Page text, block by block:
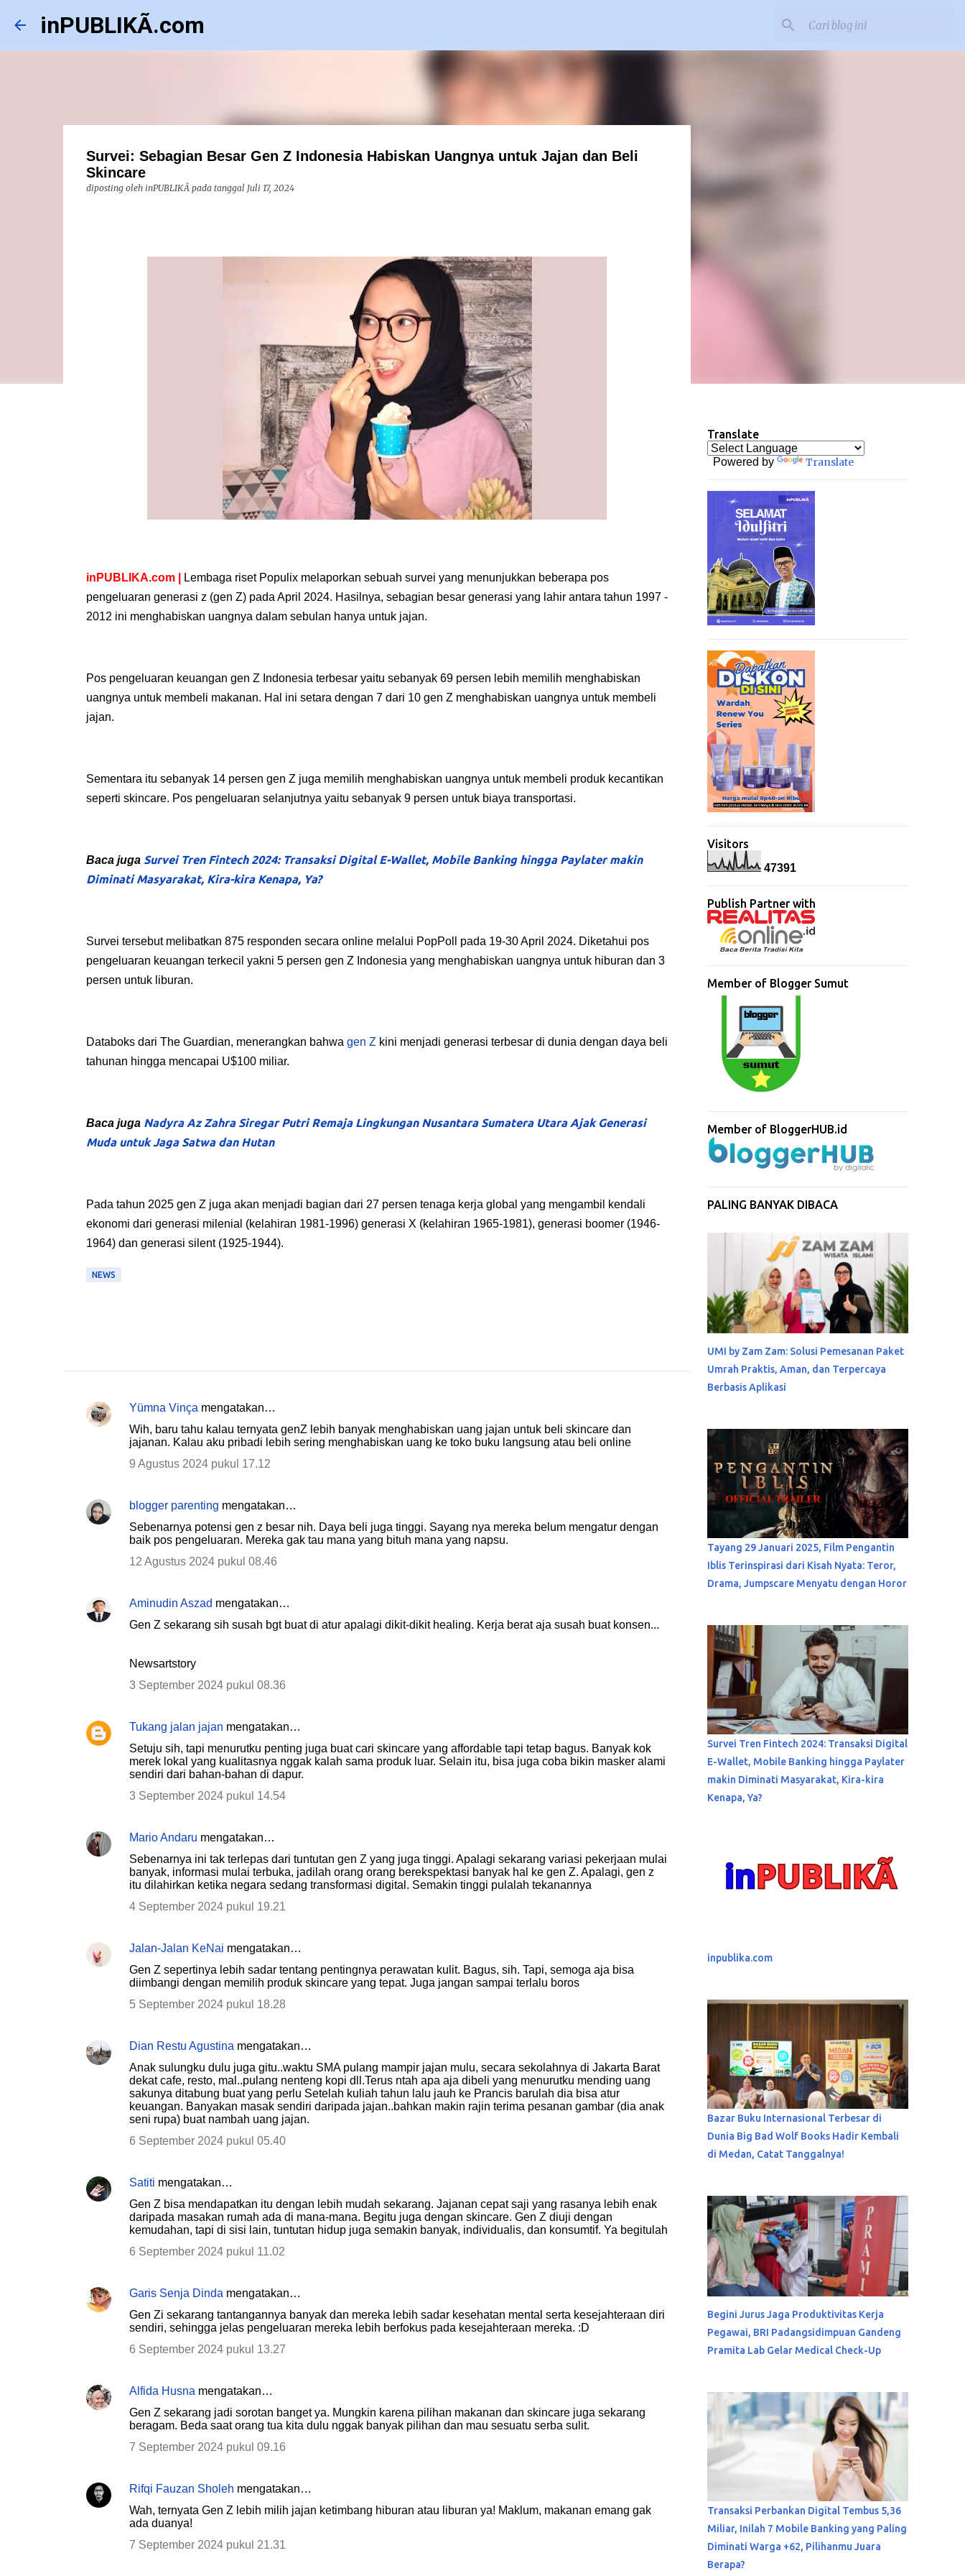
inPUBLIKÃ.com
Survei: Sebagian Besar Gen Z Indonesia Habiskan Uangnya untuk Jajan dan Beli
Skincare
diposting oleh inPUBLIKÃ pada tanggal Juli 17, 2024
inPUBLIKA.com |
Lembaga riset Populix melaporkan sebuah survei yang menunjukkan beberapa pos
pengeluaran generasi z (gen Z) pada April 2024. Hasilnya, sebagian besar generasi yang lahir antara tahun 1997 -
2012 ini menghabiskan uangnya dalam sebulan hanya untuk jajan.
Pos pengeluaran keuangan gen Z Indonesia terbesar yaitu sebanyak 69 persen lebih memilih menghabiskan
uangnya untuk membeli makanan. Hal ini setara dengan 7 dari 10 gen Z menghabiskan uangnya untuk membeli
jajan.
Sementara itu sebanyak 14 persen gen Z juga memilih menghabiskan uangnya untuk membeli produk kecantikan
seperti skincare. Pos pengeluaran selanjutnya yaitu sebanyak 9 persen untuk biaya transportasi.
Baca juga Survei Tren Fintech 2024: Transaksi Digital E-Wallet, Mobile Banking hingga Paylater makin
Diminati Masyarakat, Kira-kira Kenapa, Ya?
Survei tersebut melibatkan 875 responden secara online melalui PopPoll pada 19-30 April 2024. Diketahui pos
pengeluaran keuangan terkecil yakni 5 persen gen Z Indonesia yang menghabiskan uangnya untuk hiburan dan 3
persen untuk liburan.
Databoks dari The Guardian, menerangkan bahwa gen Z kini menjadi generasi terbesar di dunia dengan daya beli
tahunan hingga mencapai U$100 miliar.
Baca juga Nadyra Az Zahra Siregar Putri Remaja Lingkungan Nusantara Sumatera Utara Ajak Generasi
Muda untuk Jaga Satwa dan Hutan
Pada tahun 2025 gen Z juga akan menjadi bagian dari 27 persen tenaga kerja global yang mengambil kendali
ekonomi dari generasi milenial (kelahiran 1981-1996) generasi X (kelahiran 1965-1981), generasi boomer (1946-
1964) dan generasi silent (1925-1944).
NEWS
K
n
t
Yümna Vinça mengatakan…
Wih, baru tahu kalau ternyata genZ lebih banyak menghabiskan uang jajan untuk beli skincare dan
jajanan. Kalau aku pribadi lebih sering menghabiskan uang ke toko buku langsung atau beli online
9 Agustus 2024 pukul 17.12
blogger parenting mengatakan…
Sebenarnya potensi gen z besar nih. Daya beli juga tinggi. Sayang nya mereka belum mengatur dengan
baik pos pengeluaran. Mereka gak tau mana yang bituh mana yang napsu.
12 Agustus 2024 pukul 08.46
Aminudin Aszad mengatakan…
Gen Z sekarang sih susah bgt buat di atur apalagi dikit-dikit healing. Kerja berat aja susah buat konsen...
Newsartstory
3 September 2024 pukul 08.36
Tukang jalan jajan mengatakan…
Setuju sih, tapi menurutku penting juga buat cari skincare yang affordable tapi tetap bagus. Banyak kok
merek lokal yang kualitasnya nggak kalah sama produk luar. Selain itu, bisa juga coba bikin masker alami
sendiri dari bahan-bahan di dapur.
3 September 2024 pukul 14.54
Mario Andaru mengatakan…
Sebenarnya ini tak terlepas dari tuntutan gen Z yang juga tinggi. Apalagi sekarang variasi pekerjaan mulai
banyak, informasi mulai terbuka, jadilah orang orang berekspektasi banyak hal ke gen Z. Apalagi, gen z
itu dilahirkan ketika negara sedang transformasi digital. Semakin tinggi pulalah tekanannya
4 September 2024 pukul 19.21
Jalan-Jalan KeNai mengatakan…
Gen Z sepertinya lebih sadar tentang pentingnya perawatan kulit. Bagus, sih. Tapi, semoga aja bisa
diimbangi dengan memilih produk skincare yang tepat. Juga jangan sampai terlalu boros
5 September 2024 pukul 18.28
Dian Restu Agustina mengatakan…
Anak sulungku dulu juga gitu..waktu SMA pulang mampir jajan mulu, secara sekolahnya di Jakarta Barat
dekat cafe, resto, mal..pulang nenteng kopi dll.Terus ntah apa aja dibeli yang menurutku mending uang
sakunya ditabung buat yang perlu Setelah kuliah tahun lalu jauh ke Prancis barulah dia bisa atur
keuangan. Banyakan masak sendiri daripada jajan..bahkan makin rajin terima pesanan gambar (dia anak
seni rupa) buat nambah uang jajan.
6 September 2024 pukul 05.40
Satiti mengatakan…
Gen Z bisa mendapatkan itu dengan lebih mudah sekarang. Jajanan cepat saji yang rasanya lebih enak
daripada masakan rumah ada di mana-mana. Begitu juga dengan skincare. Gen Z diuji dengan
kemudahan, tapi di sisi lain, tuntutan hidup juga semakin banyak, individualis, dan konsumtif. Ya begitulah
6 September 2024 pukul 11.02
Garis Senja Dinda mengatakan…
Gen Zi sekarang tantangannya banyak dan mereka lebih sadar kesehatan mental serta kesejahteraan diri
sendiri, sehingga jelas pengeluaran mereka lebih berfokus pada kesejahteraan mereka. :D
6 September 2024 pukul 13.27
Alfida Husna mengatakan…
Gen Z sekarang jadi sorotan banget ya. Mungkin karena pilihan makanan dan skincare juga sekarang
beragam. Beda saat orang tua kita dulu nggak banyak pilihan dan mau sesuatu serba sulit.
7 September 2024 pukul 09.16
Rifqi Fauzan Sholeh mengatakan…
Wah, ternyata Gen Z lebih milih jajan ketimbang hiburan atau liburan ya! Maklum, makanan emang gak
ada duanya!
7 September 2024 pukul 21.31
Translate
Powered by Translate
Visitors
47391
Publish Partner with
Member of Blogger Sumut
Member of BloggerHUB.id
PALING BANYAK DIBACA
UMI by Zam Zam: Solusi Pemesanan Paket
Umrah Praktis, Aman, dan Terpercaya
Berbasis Aplikasi
Tayang 29 Januari 2025, Film Pengantin
Iblis Terinspirasi dari Kisah Nyata: Teror,
Drama, Jumpscare Menyatu dengan Horor
Survei Tren Fintech 2024: Transaksi Digital
E-Wallet, Mobile Banking hingga Paylater
makin Diminati Masyarakat, Kira-kira
Kenapa, Ya?
inpublika.com
Bazar Buku Internasional Terbesar di
Dunia Big Bad Wolf Books Hadir Kembali
di Medan, Catat Tanggalnya!
Begini Jurus Jaga Produktivitas Kerja
Pegawai, BRI Padangsidimpuan Gandeng
Pramita Lab Gelar Medical Check-Up
Transaksi Perbankan Digital Tembus 5,36
Miliar, Inilah 7 Mobile Banking yang Paling
Diminati Warga +62, Pilihanmu Juara
Berapa?